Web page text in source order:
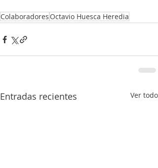
Colaboradores Octavio Huesca Heredia
Entradas recientes Ver todo